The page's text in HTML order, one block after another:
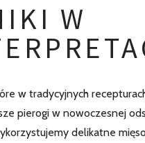
W
w tradycyjnych
pierogi w nowoczesnej
delikatne